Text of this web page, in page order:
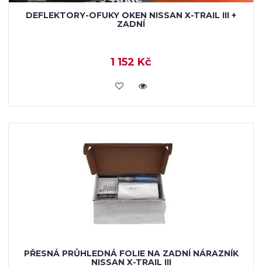
DEFLEKTORY-OFUKY OKEN NISSAN X-TRAIL III +
ZADNÍ
1 152 Kč
KOUPIT
PŘESNÁ PRŮHLEDNÁ FOLIE NA ZADNÍ NÁRAZNÍK
NISSAN X-TRAIL III